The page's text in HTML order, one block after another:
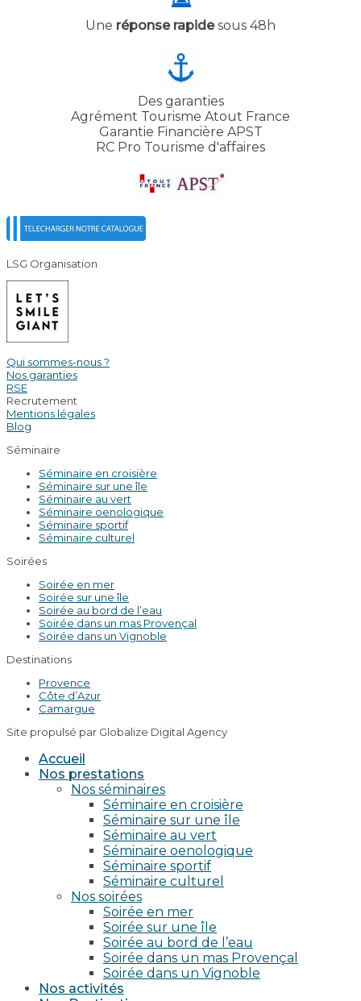
Une réponse rapidesous 48h
Des garanties
Agrément Tourisme Atout France
Garantie Financière APST
RC Pro Tourisme d'affaires
LSG Organisation
Qui sommes-nous ?
Nos garanties
RSE
Recrutement
Mentions légales
Blog
Séminaire
Séminaire en croisière
Séminaire sur une île
Séminaire au vert
Séminaire oenologique
Séminaire sportif
Séminaire culturel
Soirées
Soirée en mer
Soirée sur une île
Soirée au bord de l’eau
Soirée dans un mas Provençal
Soirée dans un Vignoble
Destinations
Provence
Côte d’Azur
Camargue
Site propulsé par Globalize Digital Agency
Accueil
Nos prestations
Nos séminaires
Séminaire en croisière
Séminaire sur une île
Séminaire au vert
Séminaire oenologique
Séminaire sportif
Séminaire culturel
Nos soirées
Soirée en mer
Soirée sur une île
Soirée au bord de l’eau
Soirée dans un mas Provençal
Soirée dans un Vignoble
Nos activités